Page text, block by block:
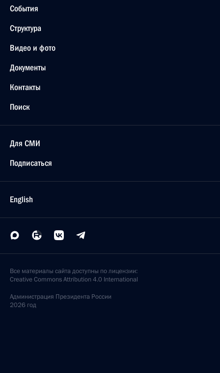
События
Структура
Видео и фото
Документы
Контакты
Поиск
Для СМИ
Подписаться
English
Все материалы сайта доступны по лицензии:
Creative Commons Attribution 4.0 International
Администрация Президента России
2026 год